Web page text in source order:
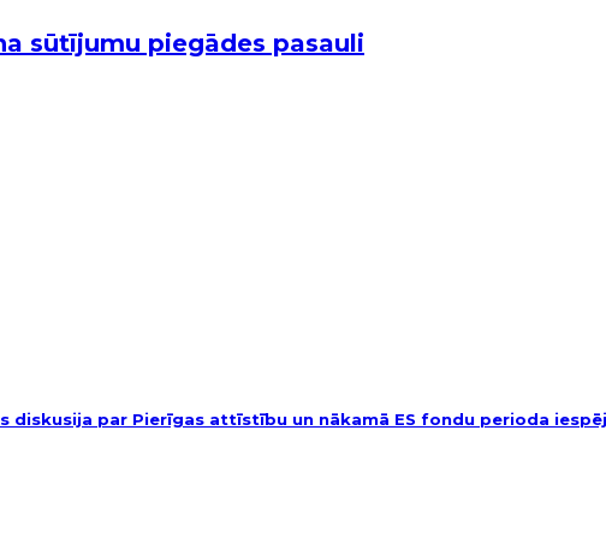
sūtījumu piegādes pasauli
diskusija par Pierīgas attīstību un nākamā ES fondu perioda